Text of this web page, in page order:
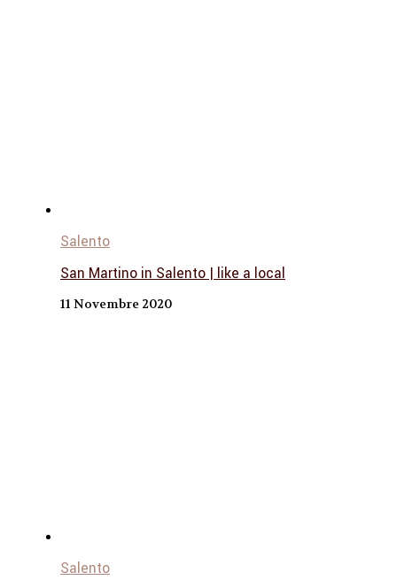
Salento
San Martino in Salento | like a local
11 Novembre 2020
Salento